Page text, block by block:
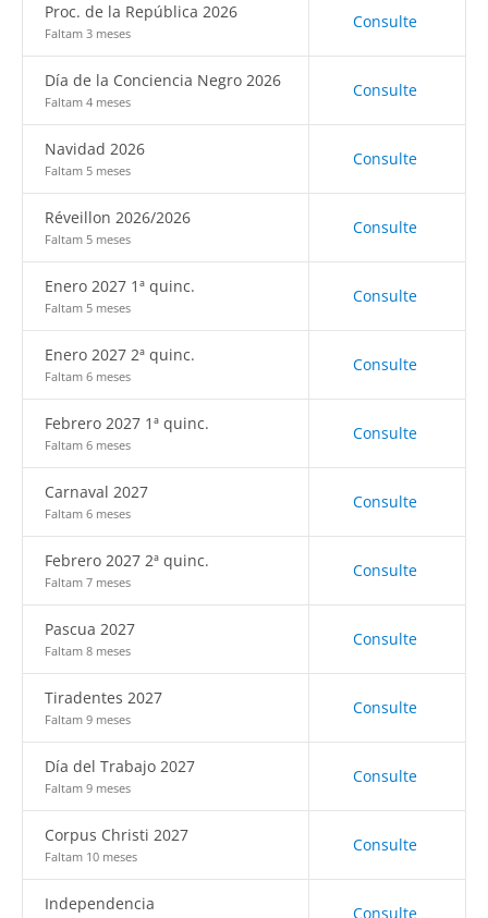
Proc. de la República 2026
Faltam 3 meses
Consulte
Día de la Conciencia Negro 2026
Faltam 4 meses
Consulte
Navidad 2026
Faltam 5 meses
Consulte
Réveillon 2026/2026
Faltam 5 meses
Consulte
Enero 2027 1ª quinc.
Faltam 5 meses
Consulte
Enero 2027 2ª quinc.
Faltam 6 meses
Consulte
Febrero 2027 1ª quinc.
Faltam 6 meses
Consulte
Carnaval 2027
Faltam 6 meses
Consulte
Febrero 2027 2ª quinc.
Faltam 7 meses
Consulte
Pascua 2027
Faltam 8 meses
Consulte
Tiradentes 2027
Faltam 9 meses
Consulte
Día del Trabajo 2027
Faltam 9 meses
Consulte
Corpus Christi 2027
Faltam 10 meses
Consulte
Independencia Consulte